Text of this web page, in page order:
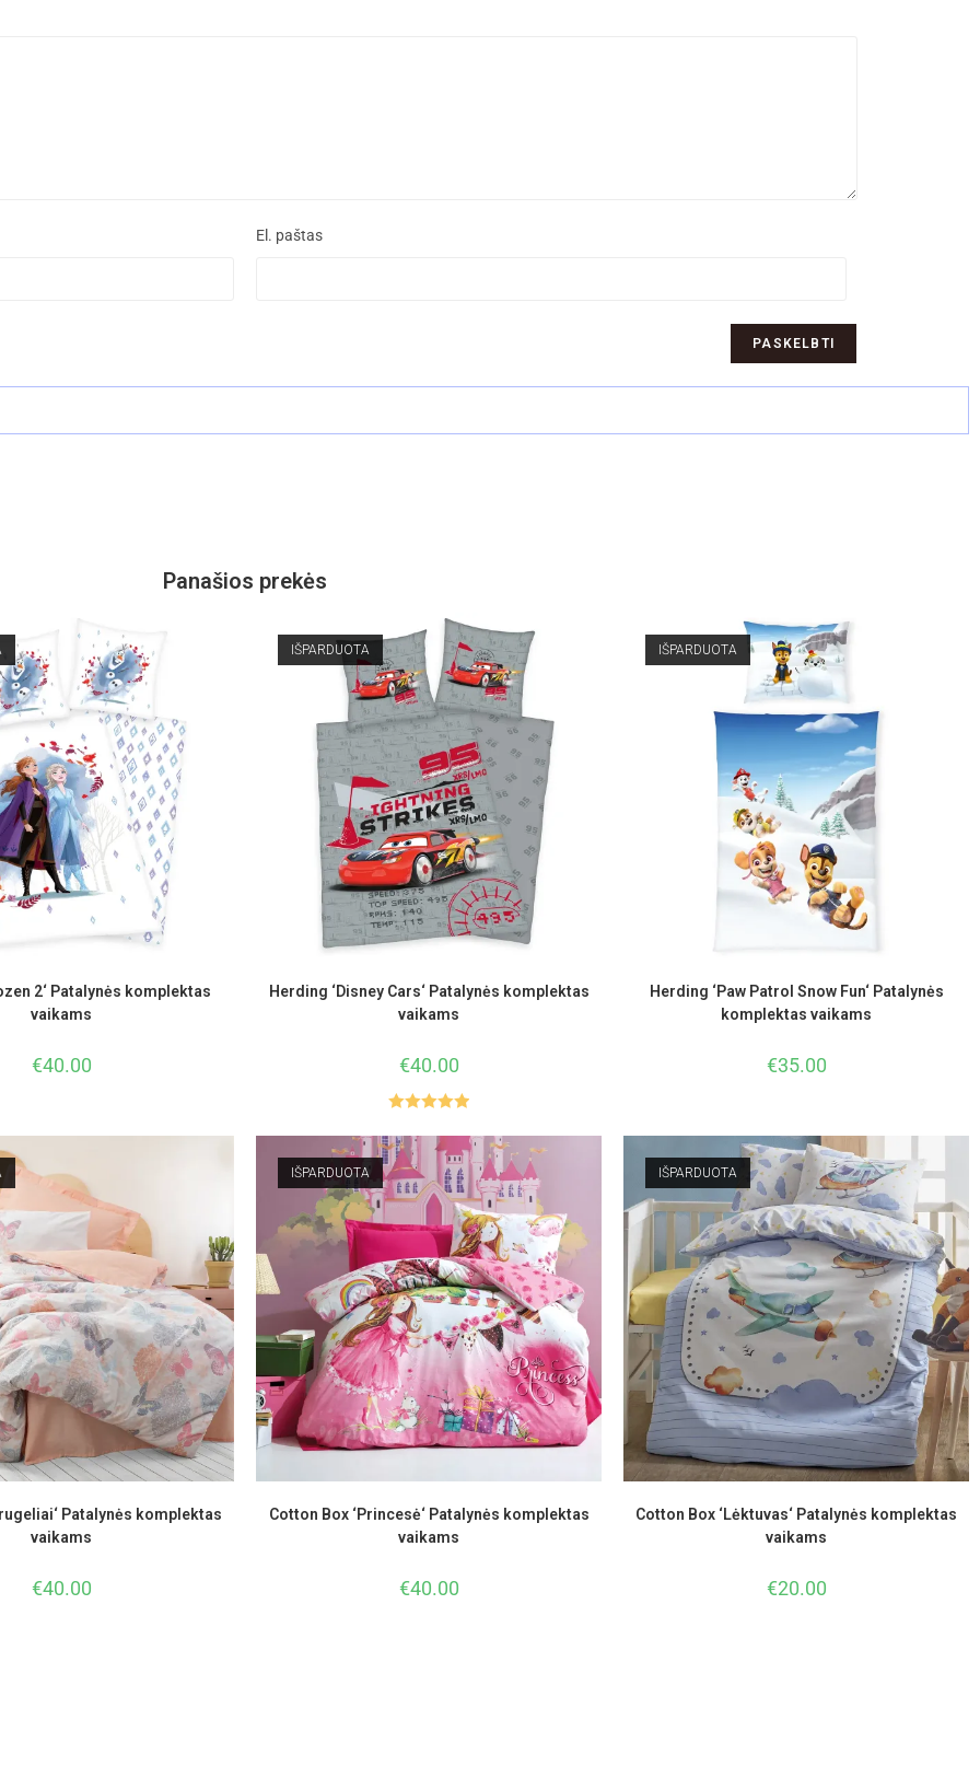
El. paštas
Panašios prekės
2‘ Patalynės komplektas
vaikams
€40.00
IŠPARDUOTA
Herding ‘Disney Cars‘ Patalynės komplektas
vaikams
€40.00
: 5.00 iš 5
IŠPARDUOTA
Herding ‘Paw Patrol Snow Fun‘ Patalynės
komplektas vaikams
€35.00
Patalynės komplektas
vaikams
€40.00
IŠPARDUOTA
Cotton Box ‘Princesė‘ Patalynės komplektas
vaikams
€40.00
IŠPARDUOTA
Cotton Box ‘Lėktuvas‘ Patalynės komplektas
vaikams
€20.00